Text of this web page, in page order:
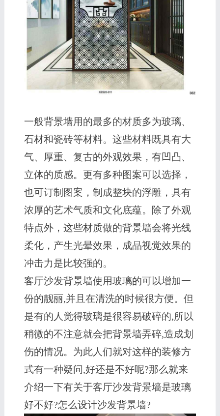
一般背景墙用的最多的材质多为玻璃、
石材和瓷砖等材料。这些材料既具有大
气、厚重、复古的外观效果，有凹凸、
立体的质感。更有多种图案可以选择，
也可订制图案，制成整块的浮雕，具有
浓厚的艺术气质和文化底蕴。除了外观
特点外，这些材质做的背景墙会将光线
柔化，产生光晕效果，成品视觉效果的
冲击力是比较强的。
客厅沙发背景墙使用玻璃的可以增加一
份的靓丽,并且在清洗的时候很方便。但
是有的人觉得玻璃是很容易破碎的,所以
稍微的不注意就会把背景墙弄碎,造成划
伤的情况。为此人们就对这样的装修方
式有一种疑问,好还是不好呢?那么就来
介绍一下有关于客厅沙发背景墙是玻璃
好不好?怎么设计沙发背景墙?